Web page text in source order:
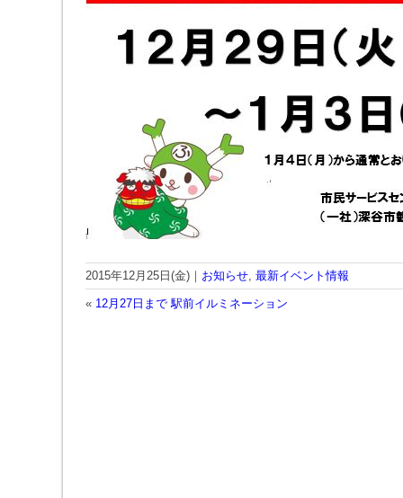
2015年12月25日(金)｜ お知らせ 最新イベント情報
« 12月27日まで 駅前イルミネーション